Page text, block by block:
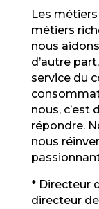
Les
métiers
nous
d’autre
service du
nous, c’est
répondre.
nous
* Directeur
directeur de